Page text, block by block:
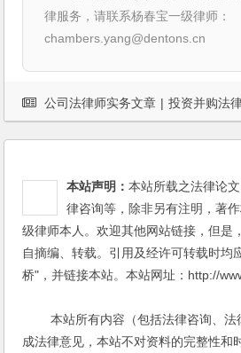
律服务，请联系杨春宝一级律师：
chambers.yang@dentons.cn
公司法律师实务文章 | 投资并购法
本站声明：本站所载之法律论
律咨询等，除非另有注明，著
级律师本人。欢迎其他网站链接，但是
自摘编、转载。引用及经许可转载时均
桥"，并链接本站。本站网址：http://
本站所有内容（包括法律咨询、法
成法律意见，本站不对资料的完整性和